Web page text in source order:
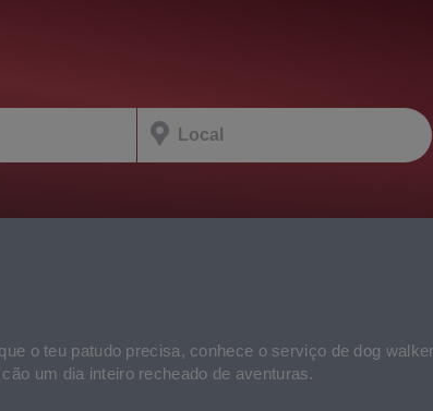
o teu patudo precisa, conhece o serviço de dog
um dia inteiro recheado de aventuras.